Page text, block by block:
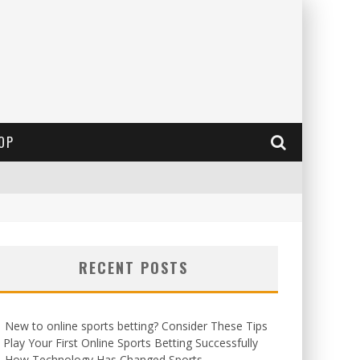
RECENT POSTS
New to online sports betting? Consider These Tips
Your First Online Sports Betting Successfully